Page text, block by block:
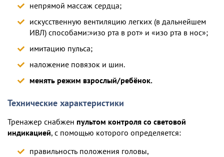
непрямой массаж сердца;
искусственную вентиляцию легких (в дальнейшем
ИВЛ) способами:»изо рта в рот» и «изо рта в нос»;
имитацию пульса;
наложение повязок и шин.
менять режим взрослый/ребёнок.
Технические характеристики
Тренажер снабжен пультом контроля со световой
индикацией, с помощью которого определяется:
правильность положения головы,